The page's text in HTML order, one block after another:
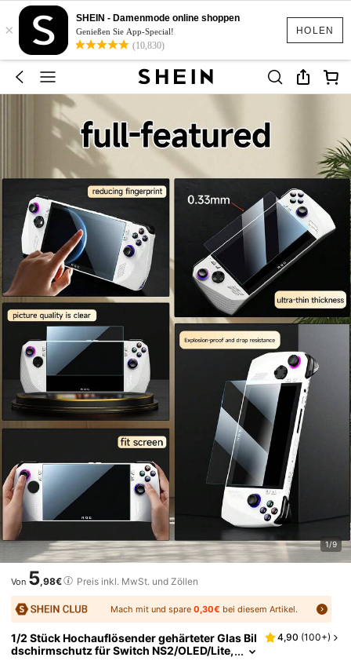
HOLEN
×
SHEIN - Damenmode online shoppen
Genießen Sie App-Special!
(10,830)
1/9
Von 5,98€ Preis inkl. MwSt. und Zöllen
Mach mit und spare0,30€ bei diesem Artikel.
1/2 Stück Hochauflösender gehärteter Glas Bil
dschirmschutz für Switch NS2/OLED/Lite,
4,90 (100+)